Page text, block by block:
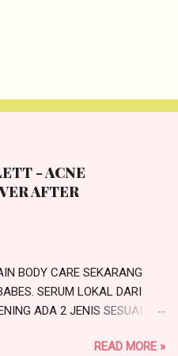
- ACNE
AFTER
BODY CARE SEKARANG
SERUM LOKAL DARI
ADA 2 JENIS SESUAI
SERUM DAN SCARLETT
READ MORE »